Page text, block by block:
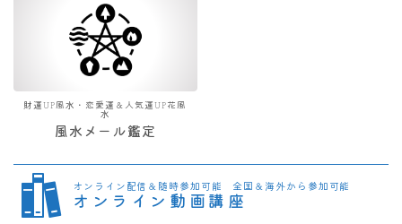
財運UP風水・恋愛運＆人気運UP花風
水
風水メール鑑定
オンライン配信＆随時参加可能 全国＆海外から参加可能
オンライン動画講座